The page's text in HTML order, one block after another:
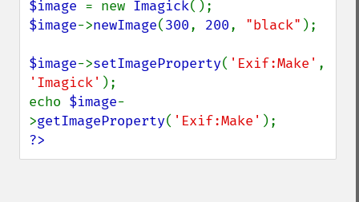
$image = new Imagick
$image->newImage(300, 200, "black" );
$image->setImageProperty( 'Exif:Make'
'Imagick' );
echo $image-
>getImageProperty( 'Exif:Make'
?>
getImageGamma
getImageGeometry
getImageGreenPrimary
getImageHeight
getImageHistogram
getImageInterlaceScheme
getImageInterpolateMethod
getImageIterations